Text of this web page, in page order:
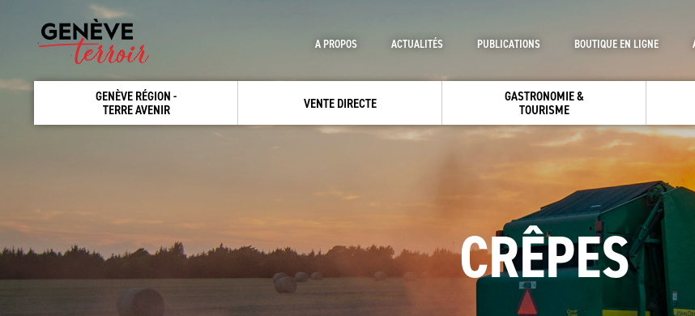
GENÈVE RÉGION -
TERRE AVENIR
VENTE DIRECTE
GASTRONOMIE &
TOURISME
A PROPOS ACTUALITÉS PUBLICATIONS BOUTIQUE EN LIGNE
CRÊPES